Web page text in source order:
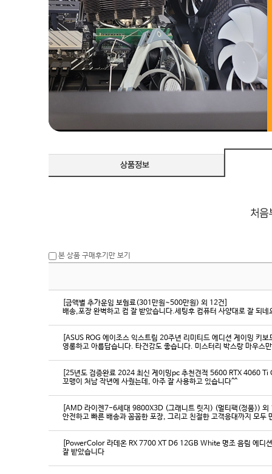
본 상품 구매후기만 보기
[금액별 추가운임 보험료(301만원~500만원) 외 12건]
배송,포장 완벽하고 컴 잘 받았습니다.세팅후 컴퓨터 사양대로 잘 되
[ASUS ROG 에이조스 익스트림 20주년 리미티드 에디션 게이밍 키
영롱하고 아름답습니다. 타건감도 좋습니다. 미스터리 박스랑 마우스
[25년도 검증완료 2024 최신 게이밍pc 추천견적 5600 RTX 4060
꼬맹이 처남 작년에 사줬는데, 아주 잘 사용하고 있습니다^^
[AMD 라이젠7-6세대 9800X3D (그래니트 릿지) (멀티팩(정품)) 외
[PowerColor 라데온 RX 7700 XT D6 12GB White 명조 음림 에디
잘 받았습니다